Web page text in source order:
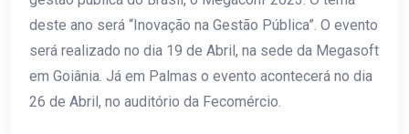
deste ano será “Inovação na Gestão Pública”. O evento
será realizado no dia 19 de Abril, na sede da Megasoft
em Goiânia. Já em Palmas o evento acontecerá no dia
26 de Abril, no auditório da Fecomércio.